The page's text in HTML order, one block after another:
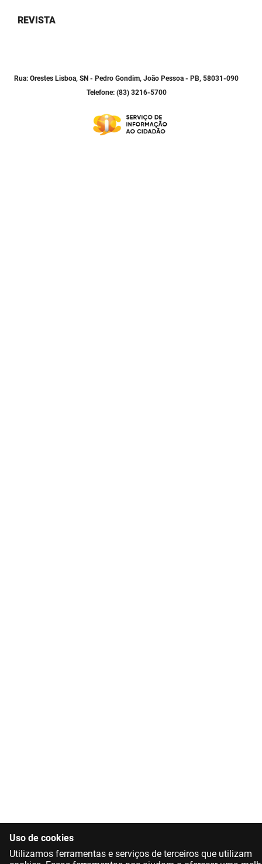
REVISTA
Rua: Orestes Lisboa, SN - Pedro Gondim, João Pessoa - PB, 58031-090
Telefone: (83) 3216-5700
Uso de cookies
Utilizamos ferramentas e serviços de terceiros que utilizam